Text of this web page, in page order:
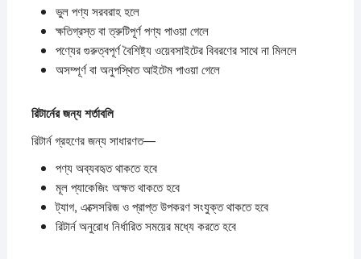
ভুল পণ্য সরবরাহ হলে
ক্ষতিগ্রস্ত বা ত্রুটিপূর্ণ পণ্য পাওয়া গেলে
পণ্যের গুরুত্বপূর্ণ বৈশিষ্ট্য ওয়েবসাইটের বিবরণের সাথে না মিললে
অসম্পূর্ণ বা অনুপস্থিত আইটেম পাওয়া গেলে
রিটার্নেরজন্যশর্তাবলি
রিটার্ন গ্রহণের জন্য সাধারণত—
পণ্য অব্যবহৃত থাকতে হবে
মূল প্যাকেজিং অক্ষত থাকতে হবে
ট্যাগ, এক্সেসরিজ ও প্রাপ্ত উপকরণ সংযুক্ত থাকতে হবে
রিটার্ন অনুরোধ নির্ধারিত সময়ের মধ্যে করতে হবে